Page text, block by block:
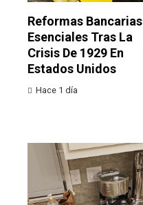
Reformas Bancarias
Esenciales Tras La
Crisis De 1929 En
Estados Unidos
Hace 1 día